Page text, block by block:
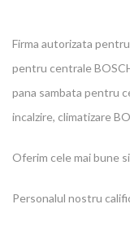
Firma autorizata
pentru centrale
pana sambata pentru
incalzire, climatizare
Oferim cele mai bune
Personalul nostru